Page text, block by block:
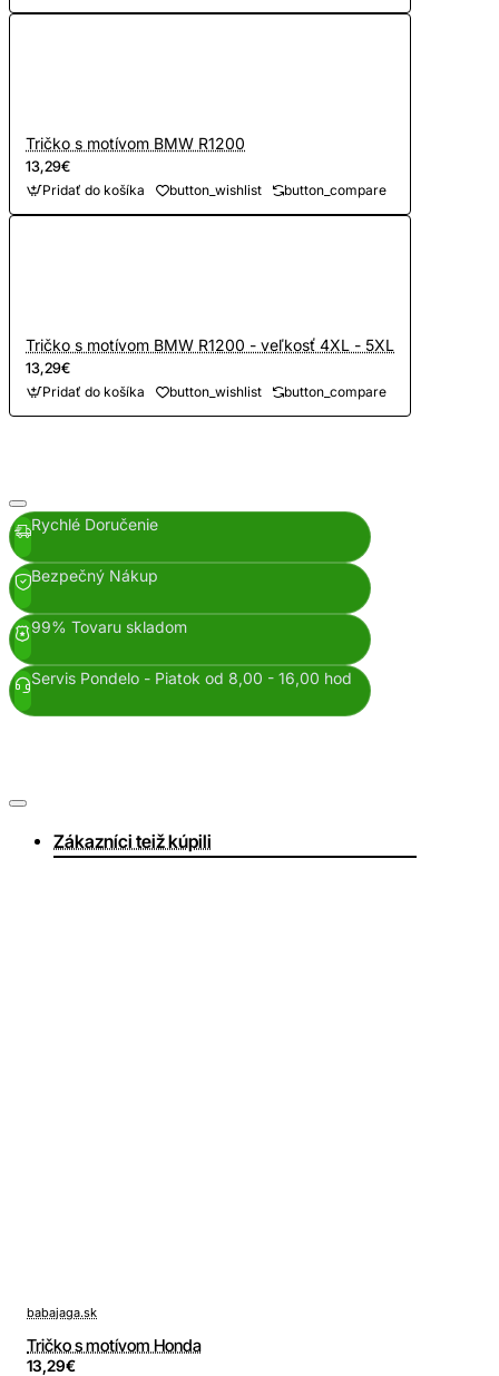
Tričko s motívom BMW R1200
13,29€
Pridať do košíka button_wishlist button_compare
Tričko s motívom BMW R1200 - veľkosť 4XL - 5XL
13,29€
Pridať do košíka button_wishlist button_compare
Rychlé Doručenie
Bezpečný Nákup
99% Tovaru skladom
Servis Pondelo - Piatok od 8,00 - 16,00 hod
Zákazníci teiž kúpili
babajaga.sk
Tričko s motívom Honda
13,29€